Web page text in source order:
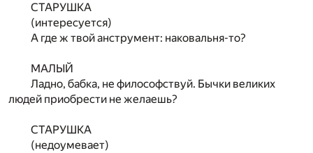
СТАРУШКА
(интересуется)
А где ж твой анструмент: наковальня-то?
МАЛЫЙ
Ладно, бабка, не философствуй. Бычки великих
людей приобрести не желаешь?
СТАРУШКА
(недоумевает)